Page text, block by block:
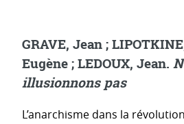
GRAVE, Jean ;
Eugène ; LEDOUX, Jean.
illusionnons pas
L’anarchisme dans la